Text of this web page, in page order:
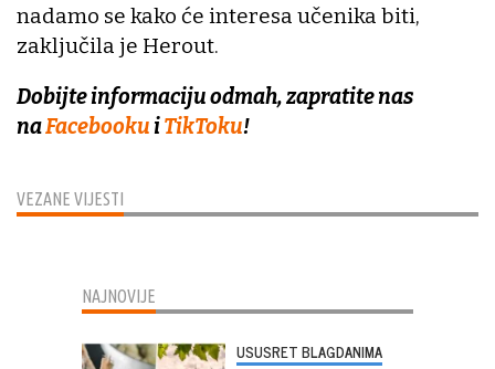
VEZANE VIJESTI
nadamo se kako će interesa učenika biti,
zaključila je Herout.
Dobijte informaciju odmah, zapratite nas
naFacebookuiTikToku!
NAJNOVIJE
USUSRET BLAGDANIMA